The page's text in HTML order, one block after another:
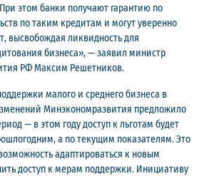
этом банки получают гарантию по
по таким кредитам и могут уверенно
высвобождая ликвидность для
бизнеса», — заявил министр
РФ Максим Решетников.
малого и среднего бизнеса в
Минэкономразвития предложило
— в этом году доступ к льготам будет
а по текущим показателям. Это
адаптироваться к новым
доступ к мерам поддержки. Инициативу